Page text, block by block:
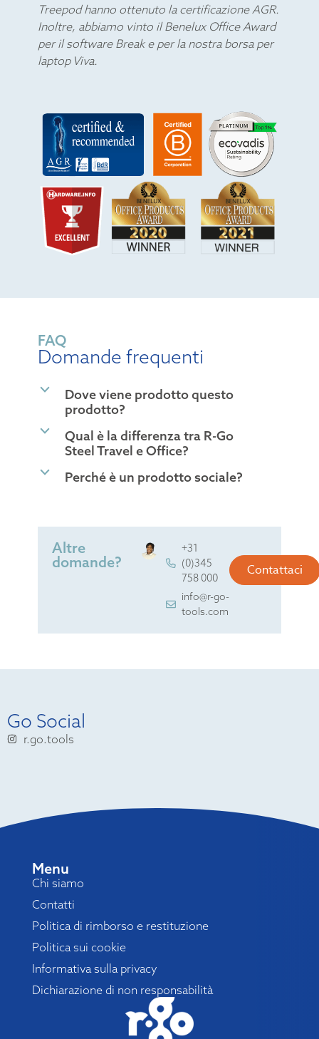
Treepod hanno ottenuto la certificazione AGR.
Inoltre, abbiamo vinto il Benelux Office Award
per il software Break e per la nostra borsa per
laptop Viva.
FAQ
Domande frequenti
b
Dove viene prodotto questo
prodotto?
b
Qual è la differenza tra R-Go
Steel Travel e Office?
b Perché è un prodotto sociale?
Altre
domande?
+31
(0)345
758 000
info@r-go-
tools.com
Contattaci
Go Social
r.go.tools
Menu
Chi siamo
Contatti
Politica di rimborso e restituzione
Politica sui cookie
Informativa sulla privacy
Dichiarazione di non responsabilità